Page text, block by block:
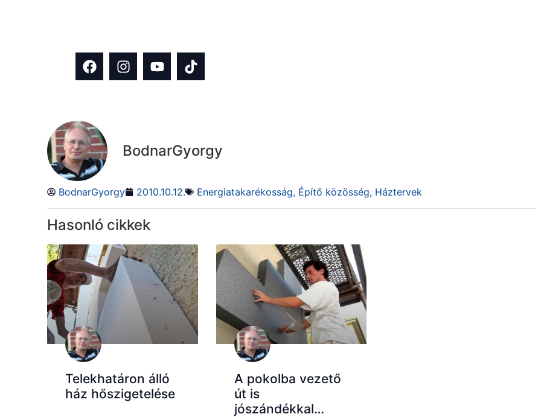
BodnarGyorgy
BodnarGyorgy 2010.10.12. Energiatakarékosság, Építő közösség, Háztervek
Hasonló cikkek
Telekhatáron álló
ház hőszigetelése
A pokolba vezető
út is
jószándékkal…